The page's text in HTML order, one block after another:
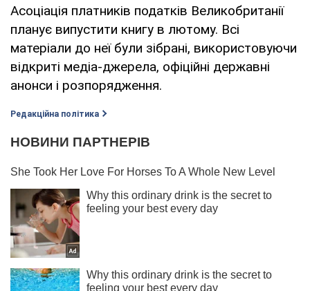
Асоціація платників податків Великобританії
планує випустити книгу в лютому. Всі
матеріали до неї були зібрані, використовуючи
відкриті медіа-джерела, офіційні державні
анонси і розпорядження.
Редакційна політика